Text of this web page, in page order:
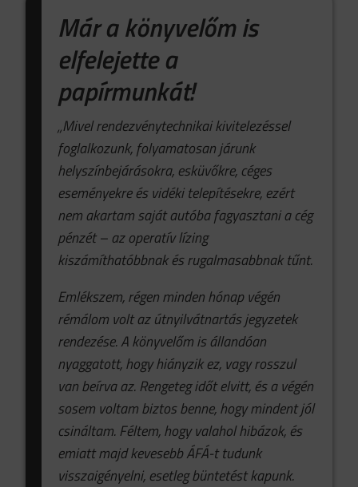
Már a könyvelőm is
elfelejette a
papírmunkát!
„Mivel rendezvénytechnikai kivitelezéssel
foglalkozunk, folyamatosan járunk
helyszínbejárásokra, esküvőkre, céges
eseményekre és vidéki telepítésekre, ezért
nem akartam saját autóba fagyasztani a cég
pénzét – az operatív lízing
kiszámíthatóbbnak és rugalmasabbnak tűnt.
Emlékszem, régen minden hónap végén
rémálom volt az útnyilvátnartás jegyzetek
rendezése. A könyvelőm is állandóan
nyaggatott, hogy hiányzik ez, vagy rosszul
van beírva az. Rengeteg időt elvitt, és a végén
sosem voltam biztos benne, hogy mindent jól
csináltam. Féltem, hogy valahol hibázok, és
emiatt majd kevesebb ÁFÁ-t tudunk
visszaigényelni, esetleg büntetést kapunk.